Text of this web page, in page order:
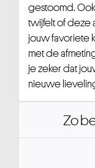
gestoomd.
twijfelt of deze
jouw favoriete
met de
je zeker dat
nieuwe
Zo